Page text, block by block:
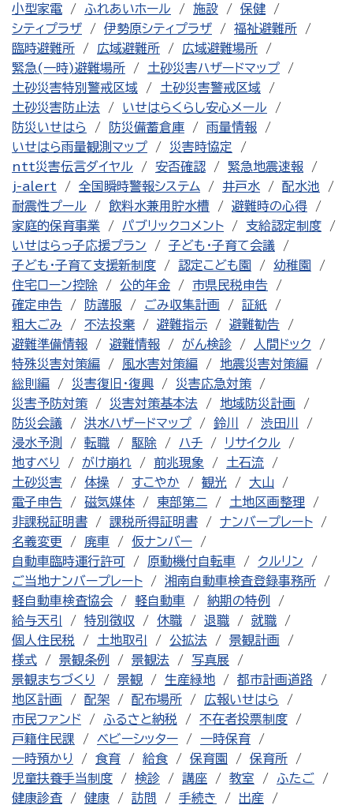
小型家電 ふれあいホール 施設
保健
シティプラザ
伊勢原シティプラザ
福祉避難所
臨時避難所
広域避難所
広域避難場所
緊急(一時)避難場所
土砂災害ハザードマップ
土砂災害特別警戒区域
土砂災害警戒区域
土砂災害防止法
いせはらくらし安心メール
防災いせはら
防災備蓄倉庫
雨量情報
いせはら雨量観測マップ
災害時協定
ntt災害伝言ダイヤル
安否確認
緊急地震速報
j-alert
全国瞬時警報システム 井戸水
配水池
耐震性プール
飲料水兼用貯水槽
避難時の心得
家庭的保育事業
パブリックコメント
支給認定制度
いせはらっ子応援プラン
子ども・子育て会議
子ども・子育て支援新制度
認定こども園
幼稚園
住宅ローン控除
公的年金
市県民税申告
確定申告
防護服 ごみ収集計画
証紙
粗大ごみ
不法投棄 避難指示
避難勧告
避難準備情報
避難情報 がん検診
人間ドック
特殊災害対策編
風水害対策編
地震災害対策編
総則編
災害復旧・復興
災害応急対策
災害予防対策
災害対策基本法
地域防災計画
防災会議
洪水ハザードマップ 鈴川
渋田川
浸水予測
転職 駆除 ハチ
リサイクル
地すべり
がけ崩れ 前兆現象
土石流
土砂災害
体操 すこやか 観光
大山
電子申告
磁気媒体 東部第二
土地区画整理
非課税証明書
課税所得証明書
ナンバープレート
名義変更
廃車
仮ナンバー
自動車臨時運行許可
原動機付自転車
クルリン
ご当地ナンバープレート
湘南自動車検査登録事務所
軽自動車検査協会
軽自動車
納期の特例
給与天引
特別徴収 休職 退職
就職
個人住民税
土地取引 公拡法
景観計画
様式
景観条例 景観法
写真展
景観まちづくり
景観 生産緑地
都市計画道路
地区計画
配架 配布場所
広報いせはら
市民ファンド
ふるさと納税
不在者投票制度
戸籍住民課
ベビーシッター
一時保育
一時預かり
食育 給食 保育園
保育所
児童扶養手当制度
検診 講座 教室
ふたご
健康診査
健康 訪問 手続き
出産